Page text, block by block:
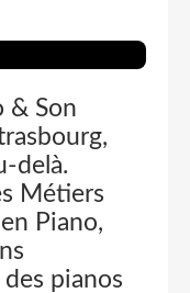
& Son
delà.
Métiers
Piano,
des pianos